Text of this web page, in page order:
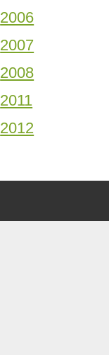
2006
2007
2008
2011
2012